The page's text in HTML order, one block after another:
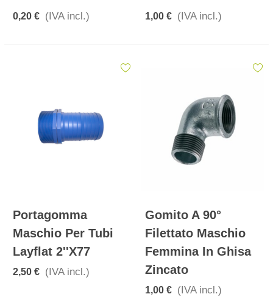
0,20 € (IVA incl.) 1,00 € (IVA incl.)
Portagomma
Maschio Per Tubi
Layflat 2''x77
2,50 € (IVA incl.)
Gomito A 90°
Filettato Maschio
Femmina In Ghisa
Zincato
1,00 € (IVA incl.)